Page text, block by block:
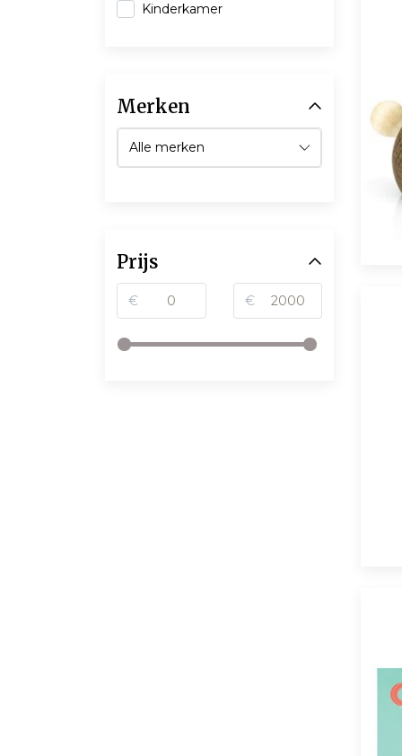
Kinderkamer
Merken
Prijs
€ €